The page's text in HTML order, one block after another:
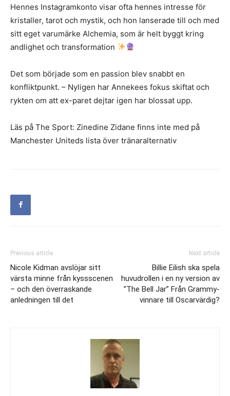
Hennes Instagramkonto visar ofta hennes intresse för
kristaller, tarot och mystik, och hon lanserade till och med
sitt eget varumärke Alchemia, som är helt byggt kring
andlighet och transformation
Det som började som en passion blev snabbt en
konfliktpunkt. – Nyligen har Annekees fokus skiftat och
rykten om att ex-paret dejtar igen har blossat upp.
Läs på The Sport: Zinedine Zidane finns inte med på
Manchester Uniteds lista över tränaralternativ
Previous article
Nicole Kidman avslöjar sitt
värsta minne från kyssscenen
– och den överraskande
anledningen till det
Next article
Billie Eilish ska spela
huvudrollen i en ny version av
”The Bell Jar” Från Grammy-
vinnare till Oscarvärdig?